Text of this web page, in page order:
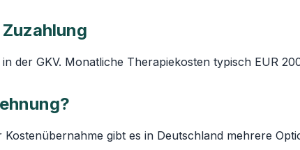
der GKV. Monatliche Therapiekosten typisch EUR
gibt es in Deutschland mehrere